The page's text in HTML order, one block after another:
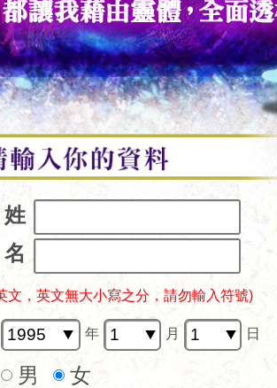
姓
名
文，英文無大小寫之分，請勿輸入符號)
年 月 日
男 女